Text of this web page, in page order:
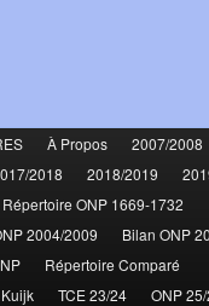
À Propos
2007/2008
2018 2018/2019
Répertoire ONP 1669-1732
2004/2009
Bilan ONP
Répertoire Comparé
TCE 23/24
ONP